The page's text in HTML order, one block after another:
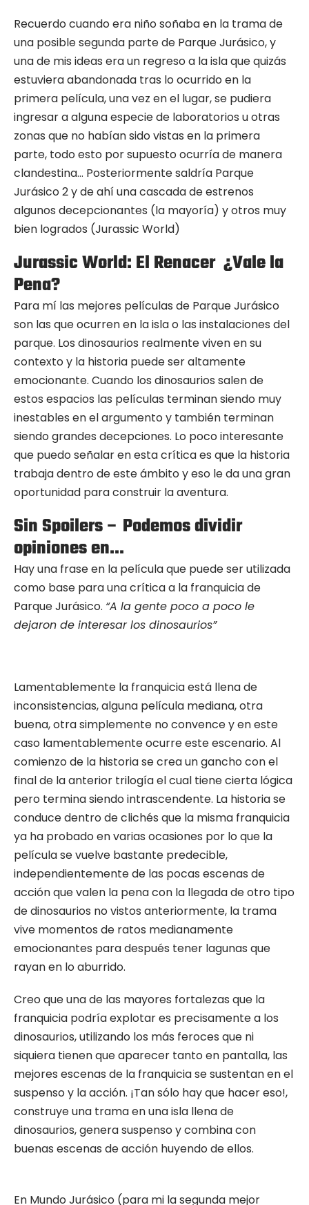
Recuerdo cuando era niño soñaba en la trama de
una posible segunda parte de Parque Jurásico, y
una de mis ideas era un regreso a la isla que quizás
estuviera abandonada tras lo ocurrido en la
primera película, una vez en el lugar, se pudiera
ingresar a alguna especie de laboratorios u otras
zonas que no habían sido vistas en la primera
parte, todo esto por supuesto ocurría de manera
clandestina… Posteriormente saldría Parque
Jurásico 2 y de ahí una cascada de estrenos
algunos decepcionantes (la mayoría) y otros muy
bien logrados (Jurassic World)
Jurassic World: El Renacer ¿Vale la
Pena?
Para mí las mejores películas de Parque Jurásico
son las que ocurren en la isla o las instalaciones del
parque. Los dinosaurios realmente viven en su
contexto y la historia puede ser altamente
emocionante. Cuando los dinosaurios salen de
estos espacios las películas terminan siendo muy
inestables en el argumento y también terminan
siendo grandes decepciones. Lo poco interesante
que puedo señalar en esta crítica es que la historia
trabaja dentro de este ámbito y eso le da una gran
oportunidad para construir la aventura.
Sin Spoilers – Podemos dividir
opiniones en…
Hay una frase en la película que puede ser utilizada
como base para una crítica a la franquicia de
Parque Jurásico. “A la gente poco a poco le
dejaron de interesar los dinosaurios”
Lamentablemente la franquicia está llena de
inconsistencias, alguna película mediana, otra
buena, otra simplemente no convence y en este
caso lamentablemente ocurre este escenario. Al
comienzo de la historia se crea un gancho con el
final de la anterior trilogía el cual tiene cierta lógica
pero termina siendo intrascendente. La historia se
conduce dentro de clichés que la misma franquicia
ya ha probado en varias ocasiones por lo que la
película se vuelve bastante predecible,
independientemente de las pocas escenas de
acción que valen la pena con la llegada de otro tipo
de dinosaurios no vistos anteriormente, la trama
vive momentos de ratos medianamente
emocionantes para después tener lagunas que
rayan en lo aburrido.
Creo que una de las mayores fortalezas que la
franquicia podría explotar es precisamente a los
dinosaurios, utilizando los más feroces que ni
siquiera tienen que aparecer tanto en pantalla, las
mejores escenas de la franquicia se sustentan en el
suspenso y la acción. ¡Tan sólo hay que hacer eso!,
construye una trama en una isla llena de
dinosaurios, genera suspenso y combina con
buenas escenas de acción huyendo de ellos.
En Mundo Jurásico (para mi la segunda mejor